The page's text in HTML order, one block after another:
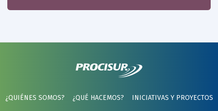
¿QUIÉNES SOMOS? ¿QUÉ HACEMOS?
INICIATIVAS Y PROYECTOS